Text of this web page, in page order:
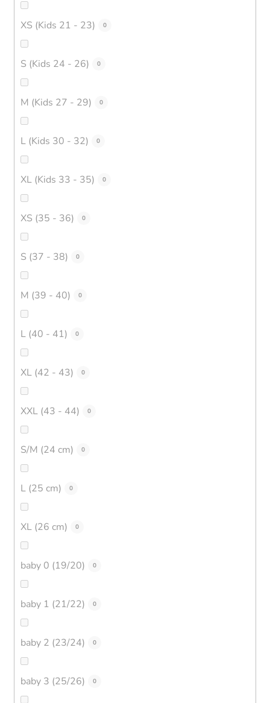
XS (Kids 21 - 23) 0
S (Kids 24 - 26) 0
M (Kids 27 - 29) 0
L (Kids 30 - 32) 0
XL (Kids 33 - 35) 0
XS (35 - 36) 0
S (37 - 38) 0
M (39 - 40) 0
L (40 - 41) 0
XL (42 - 43) 0
XXL (43 - 44) 0
S/M (24 cm) 0
L (25 cm) 0
XL (26 cm) 0
baby 0 (19/20) 0
baby 1 (21/22) 0
baby 2 (23/24) 0
baby 3 (25/26) 0